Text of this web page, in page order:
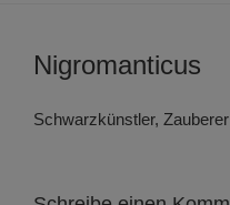
Nigromanticus
Schwarzkünstler, Zauberer